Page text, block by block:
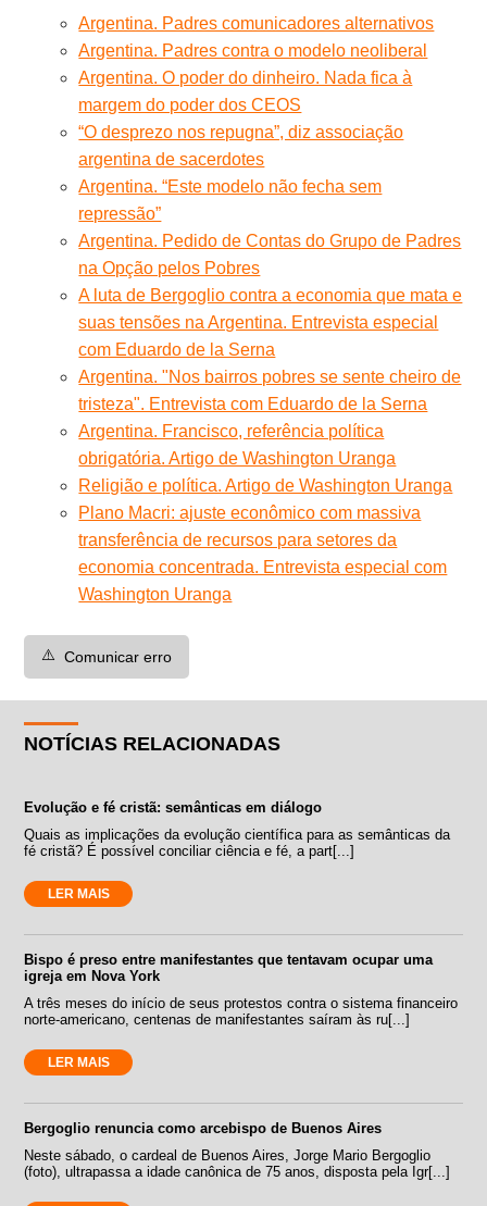
Argentina. Padres comunicadores alternativos
Argentina. Padres contra o modelo neoliberal
Argentina. O poder do dinheiro. Nada fica à
margem do poder dos CEOS
“O desprezo nos repugna”, diz associação
argentina de sacerdotes
Argentina. “Este modelo não fecha sem
repressão”
Argentina. Pedido de Contas do Grupo de Padres
na Opção pelos Pobres
A luta de Bergoglio contra a economia que mata e
suas tensões na Argentina. Entrevista especial
com Eduardo de la Serna
Argentina. "Nos bairros pobres se sente cheiro de
tristeza". Entrevista com Eduardo de la Serna
Argentina. Francisco, referência política
obrigatória. Artigo de Washington Uranga
Religião e política. Artigo de Washington Uranga
Plano Macri: ajuste econômico com massiva
transferência de recursos para setores da
economia concentrada. Entrevista especial com
Washington Uranga
⚠️ Comunicar erro
NOTÍCIAS RELACIONADAS
Evolução e fé cristã: semânticas em diálogo
Quais as implicações da evolução científica para as semânticas da
fé cristã? É possível conciliar ciência e fé, a part[...]
LER MAIS
Bispo é preso entre manifestantes que tentavam ocupar uma
igreja em Nova York
A três meses do início de seus protestos contra o sistema financeiro
norte-americano, centenas de manifestantes saíram às ru[...]
LER MAIS
Bergoglio renuncia como arcebispo de Buenos Aires
Neste sábado, o cardeal de Buenos Aires, Jorge Mario Bergoglio
(foto), ultrapassa a idade canônica de 75 anos, disposta pela Igr[...]